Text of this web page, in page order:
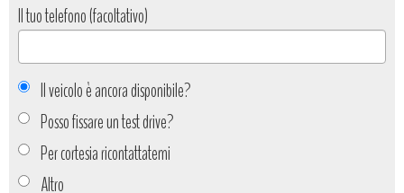
Il tuo telefono (facoltativo)
Il veicolo è ancora disponibile?
Posso fissare un test drive?
Per cortesia ricontattatemi
Altro